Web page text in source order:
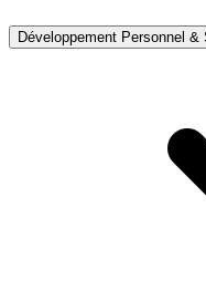
Développement Personnel &